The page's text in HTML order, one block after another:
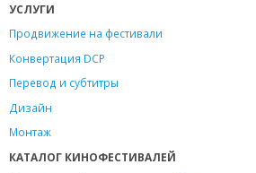
УСЛУГИ
Продвижение на фестивали
Конвертация DCP
Перевод и субтитры
Дизайн
Монтаж
КАТАЛОГ КИНОФЕСТИВАЛЕЙ